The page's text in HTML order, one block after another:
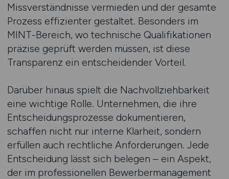
Missverständnisse vermieden und der gesamte
Prozess effizienter gestaltet. Besonders im
MINT-Bereich, wo technische Qualifikationen
präzise geprüft werden müssen, ist diese
Transparenz ein entscheidender Vorteil.
Darüber hinaus spielt die Nachvollziehbarkeit
eine wichtige Rolle. Unternehmen, die ihre
Entscheidungsprozesse dokumentieren,
schaffen nicht nur interne Klarheit, sondern
erfüllen auch rechtliche Anforderungen. Jede
Entscheidung lässt sich belegen – ein Aspekt,
der im professionellen Bewerbermanagement